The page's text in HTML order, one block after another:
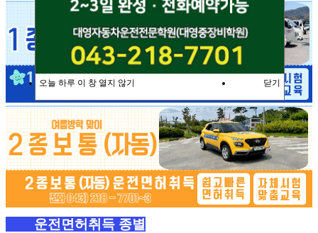
운전면허취득 종별
오늘 하루 이 창 열지 않기 닫기